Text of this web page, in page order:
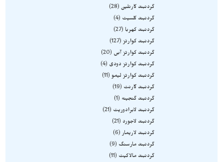
گردنبند کارنلین 28
گردنبند کلسیت
4
گردنبند کهربا
27
گردنبند کوارتز 127
گردنبند کوارتز آبی
20
گردنبند کوارتز دودی
4
گردنبند کوارتز لیمو 11
گردنبند گارنت
19
گردنبند گنجینه
1
گردنبند لابرادوریت
21
گردنبند لاجورد
21
گردنبند لاریمار 6
گردنبند مارسنگ
9
گردنبند مالاکیت
11